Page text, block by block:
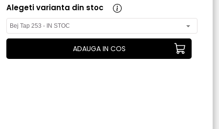
Alegeti varianta din stoc
ADAUGA IN COS